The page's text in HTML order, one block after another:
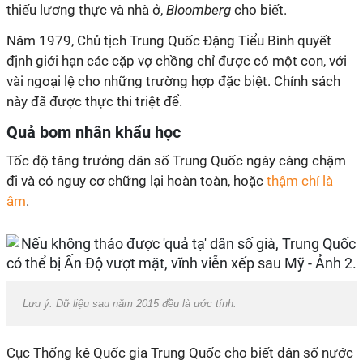
thiếu lương thực và nhà ở, Bloomberg cho biết.
Năm 1979, Chủ tịch Trung Quốc Đặng Tiểu Bình quyết
định giới hạn các cặp vợ chồng chỉ được có một con, với
vài ngoại lệ cho những trường hợp đặc biệt. Chính sách
này đã được thực thi triệt để.
Quả bom nhân khẩu học
Tốc độ tăng trưởng dân số Trung Quốc ngày càng chậm
đi và có nguy cơ chững lại hoàn toàn, hoặc thậm chí là
âm.
Lưu ý: Dữ liệu sau năm 2015 đều là ước tính.
Cục Thống kê Quốc gia Trung Quốc cho biết dân số nước